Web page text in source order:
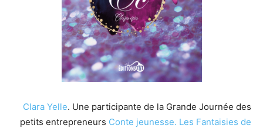
Clara Yelle. Une participante de la Grande Journée des
petits entrepreneurs Conte jeunesse. Les Fantaisies de